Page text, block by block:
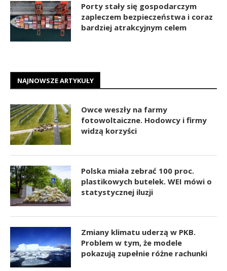
Porty stały się gospodarczym
zapleczem bezpieczeństwa i coraz
bardziej atrakcyjnym celem
NAJNOWSZE ARTYKUŁY
Owce weszły na farmy
fotowoltaiczne. Hodowcy i firmy
widzą korzyści
Polska miała zebrać 100 proc.
plastikowych butelek. WEI mówi o
statystycznej iluzji
Zmiany klimatu uderzą w PKB.
Problem w tym, że modele
pokazują zupełnie różne rachunki